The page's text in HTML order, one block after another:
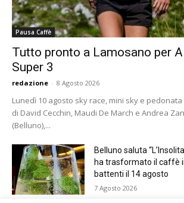
Pausa Caffè
Tutto pronto a Lamosano per
Super 3
redazione - 8 Agosto 2026
Lunedì 10 agosto sky race, mini sky e
di David Cecchin, Maudi De March e Andrea
(Belluno),...
Belluno saluta
ha trasformato il caffè
battenti il 14 agosto
7 Agosto 2026